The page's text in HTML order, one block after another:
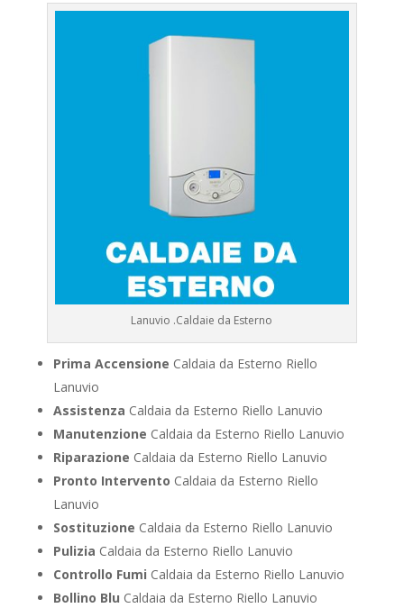
Lanuvio .Caldaie da Esterno
Prima Accensione Caldaia da Esterno Riello
Lanuvio
Assistenza Caldaia da Esterno Riello Lanuvio
Manutenzione Caldaia da Esterno Riello Lanuvio
Riparazione Caldaia da Esterno Riello Lanuvio
Pronto Intervento Caldaia da Esterno Riello
Lanuvio
Sostituzione Caldaia da Esterno Riello Lanuvio
Pulizia Caldaia da Esterno Riello Lanuvio
Controllo Fumi Caldaia da Esterno Riello Lanuvio
Bollino Blu Caldaia da Esterno Riello Lanuvio